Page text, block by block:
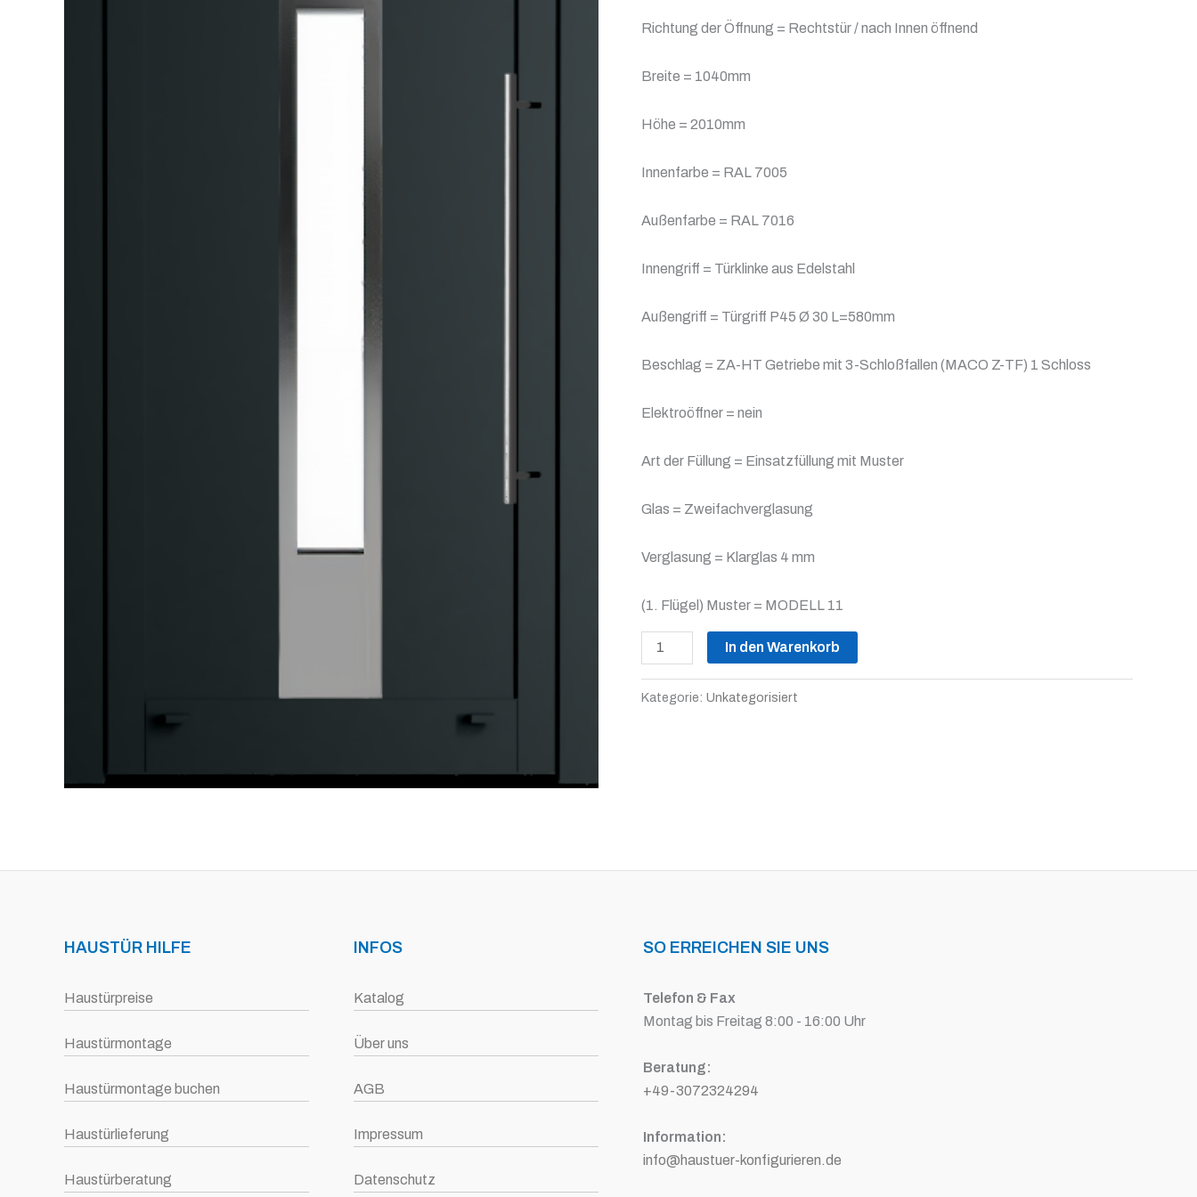
Richtung der Öffnung = Rechtstür / nach Innen öffnend
Breite = 1040mm
Höhe = 2010mm
Innenfarbe = RAL 7005
Außenfarbe = RAL 7016
Innengriff = Türklinke aus Edelstahl
Außengriff = Türgriff P45 Ø 30 L=580mm
Beschlag = ZA-HT Getriebe mit 3-Schloßfallen (MACO Z-TF) 1 Schloss
Elektroöffner = nein
Art der Füllung = Einsatzfüllung mit Muster
Glas = Zweifachverglasung
Verglasung = Klarglas 4 mm
(1. Flügel) Muster = MODELL 11
In den Warenkorb
Kategorie: Unkategorisiert
HAUSTÜR HILFE
Haustürpreise
Haustürmontage
Haustürmontage buchen
Haustürlieferung
Haustürberatung
INFOS
Katalog
Über uns
AGB
Impressum
Datenschutz
SO ERREICHEN SIE UNS
Telefon & Fax
Montag bis Freitag 8:00 - 16:00 Uhr
Beratung:
+49-3072324294
Information:
info@haustuer-konfigurieren.de